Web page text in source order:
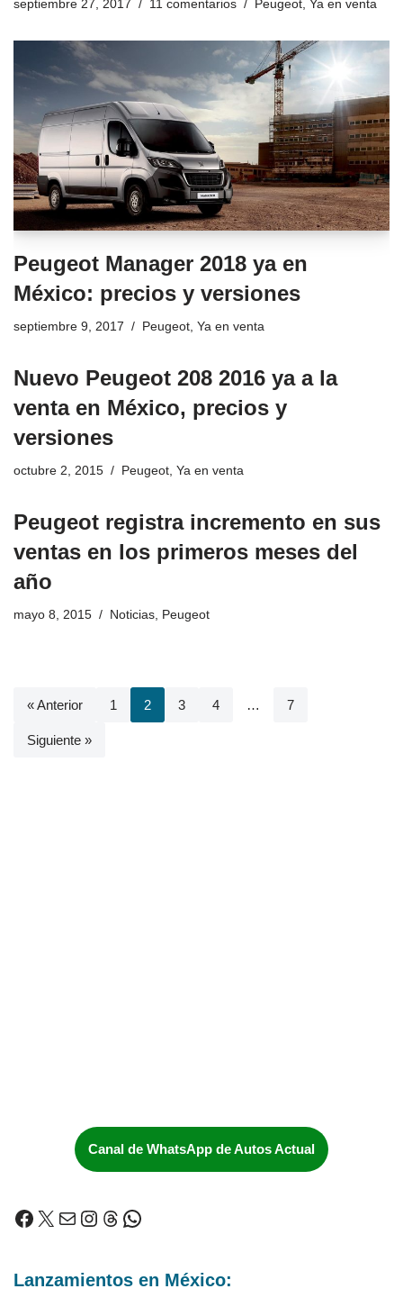
septiembre 27, 2017 11 comentarios Peugeot Ya en venta
Peugeot Manager 2018 ya en
México: precios y versiones
septiembre 9, 2017 Peugeot Ya en venta
Nuevo Peugeot 208 2016 ya a la
venta en México, precios y
versiones
octubre 2, 2015 Peugeot Ya en venta
Peugeot registra incremento en sus
ventas en los primeros meses del
año
mayo 8, 2015 Noticias Peugeot
« Anterior 1 2 3 4 … 7
Siguiente »
Canal de WhatsApp de Autos Actual
Lanzamientos en México: